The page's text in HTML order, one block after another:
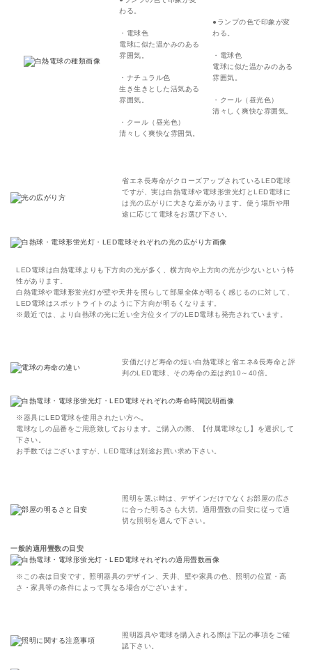
わる。
・電球色
電球に似た温かみのある
雰囲気。
・ナチュラル色
生き生きとした活気ある
雰囲気。
・クール（昼光色）
清々しく爽快な雰囲気。
●ランプの色で印象が変
わる。
・電球色
電球に似た温かみのある
雰囲気。
・クール（昼光色）
清々しく爽快な雰囲気。
省エネ長寿命がクローズアップされているLED電球
ですが、実は白熱電球や電球形蛍光灯とLED電球に
は光の広がりに大きな差があります。使う場所や用
途に応じて電球をお選び下さい。
LED電球は白熱電球よりも下方向の光が多く、横方向や上方向の光が少ないという特
性があります。
白熱電球や電球形蛍光灯が壁や天井を照らして部屋全体が明るく感じるのに対して、
LED電球はスポットライトのように下方向が明るくなります。
※最近では、より白熱球の光に近い全方位タイプのLED電球も発売されています。
安価だけど寿命の短い白熱電球と省エネ&長寿命と評
判のLED電球、その寿命の差は約10～40倍。
※器具にLED電球を使用されたい方へ。
電球なしの品番をご用意致しております。ご購入の際、【付属電球なし】を選択して
下さい。
お手数ではございますが、LED電球は別途お買い求め下さい。
照明を選ぶ時は、デザインだけでなくお部屋の広さ
に合った明るさも大切。適用畳数の目安に従って適
切な照明を選んで下さい。
一般的適用畳数の目安
※この表は目安です。照明器具のデザイン、天井、壁や家具の色、照明の位置・高
さ・家具等の条件によって異なる場合がございます。
照明器具や電球を購入される際は下記の事項をご確
認下さい。